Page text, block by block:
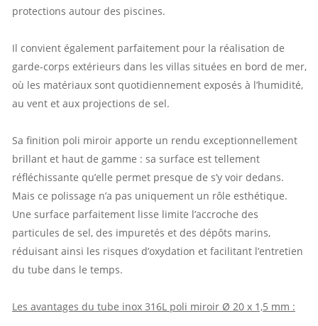
protections autour des piscines.
Il convient également parfaitement pour la réalisation de
garde-corps extérieurs dans les villas situées en bord de mer,
où les matériaux sont quotidiennement exposés à l’humidité,
au vent et aux projections de sel.
Sa finition poli miroir apporte un rendu exceptionnellement
brillant et haut de gamme : sa surface est tellement
réfléchissante qu’elle permet presque de s’y voir dedans.
Mais ce polissage n’a pas uniquement un rôle esthétique.
Une surface parfaitement lisse limite l’accroche des
particules de sel, des impuretés et des dépôts marins,
réduisant ainsi les risques d’oxydation et facilitant l’entretien
du tube dans le temps.
Les avantages du tube inox 316L poli miroir Ø 20 x 1,5 mm :